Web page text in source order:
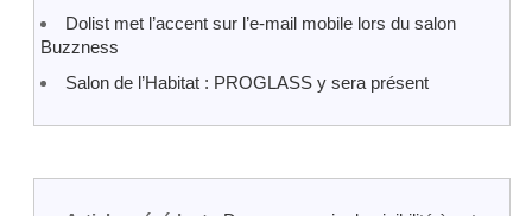
Dolist met l’accent sur l’e-mail mobile lors du salon
Buzzness
Salon de l’Habitat : PROGLASS y sera présent